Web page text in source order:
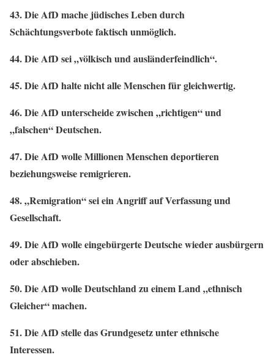
43. Die AfD mache jüdisches Leben durch
Schächtungsverbote faktisch unmöglich.
44. Die AfD sei „völkisch und ausländerfeindlich“.
45. Die AfD halte nicht alle Menschen für gleichwertig.
46. Die AfD unterscheide zwischen „richtigen“ und
„falschen“ Deutschen.
47. Die AfD wolle Millionen Menschen deportieren
beziehungsweise remigrieren.
48. „Remigration“ sei ein Angriff auf Verfassung und
Gesellschaft.
49. Die AfD wolle eingebürgerte Deutsche wieder ausbürgern
oder abschieben.
50. Die AfD wolle Deutschland zu einem Land „ethnisch
Gleicher“ machen.
51. Die AfD stelle das Grundgesetz unter ethnische
Interessen.